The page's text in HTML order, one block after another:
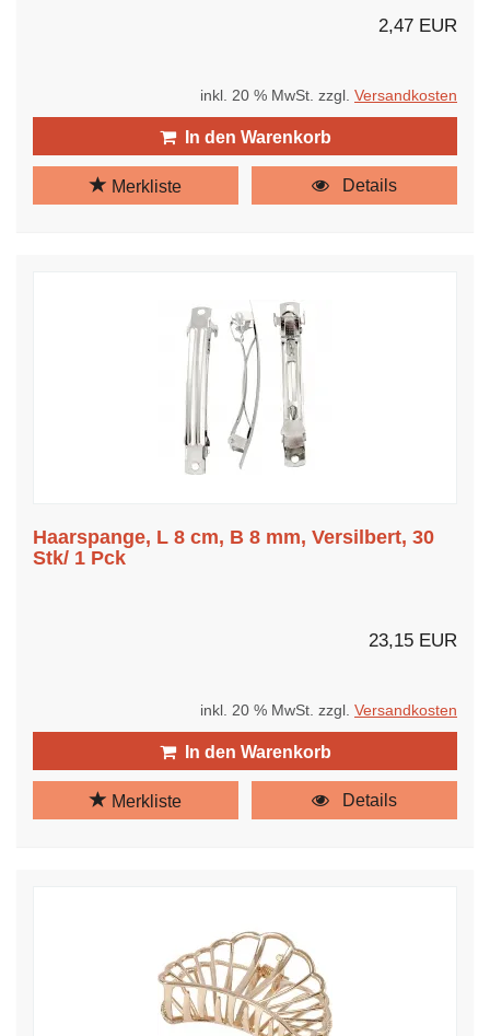
2,47 EUR
inkl. 20 % MwSt. zzgl. Versandkosten
In den Warenkorb
Merkliste Details
Haarspange, L 8 cm, B 8 mm, Versilbert, 30
Stk/ 1 Pck
23,15 EUR
inkl. 20 % MwSt. zzgl. Versandkosten
In den Warenkorb
Merkliste Details